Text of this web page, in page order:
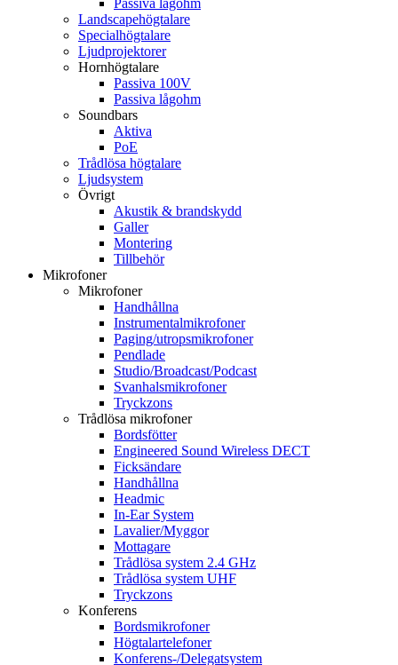
Passiva lågohm
Landscapehögtalare
Specialhögtalare
Ljudprojektorer
Hornhögtalare
Passiva 100V
Passiva lågohm
Soundbars
Aktiva
PoE
Trådlösa högtalare
Ljudsystem
Övrigt
Akustik & brandskydd
Galler
Montering
Tillbehör
Mikrofoner
Mikrofoner
Handhållna
Instrumentalmikrofoner
Paging/utropsmikrofoner
Pendlade
Studio/Broadcast/Podcast
Svanhalsmikrofoner
Tryckzons
Trådlösa mikrofoner
Bordsfötter
Engineered Sound Wireless DECT
Ficksändare
Handhållna
Headmic
In-Ear System
Lavalier/Myggor
Mottagare
Trådlösa system 2.4 GHz
Trådlösa system UHF
Tryckzons
Konferens
Bordsmikrofoner
Högtalartelefoner
Konferens-/Delegatsystem